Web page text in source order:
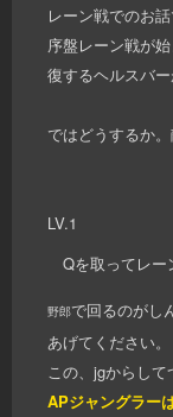
レーン戦でのお話
序盤レーン戦が
復するヘルスバー
ではどうするか
LV.1
Qを取ってレー
野郎で回るのがし
あげてください。
この、jgからし
APジャングラー